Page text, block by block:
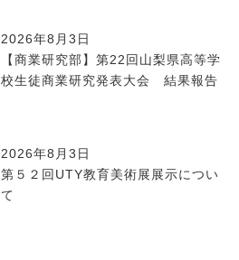
2026年8月3日
【商業研究部】第22回山梨県高等学
校生徒商業研究発表大会 結果報告
2026年8月3日
第５２回UTY教育美術展展示につい
て